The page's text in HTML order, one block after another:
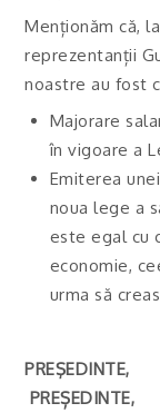
Menționăm că,
reprezentanții
noastre au fost
Majorare
în vigoare a
Emiterea
noua lege a
este egal cu
economie,
urma să